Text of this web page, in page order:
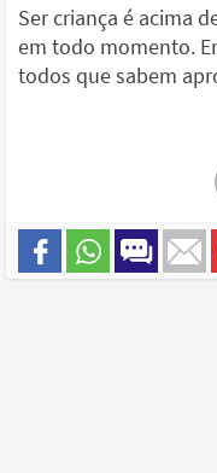
Ser criança é acima
em todo momento.
todos que sabem